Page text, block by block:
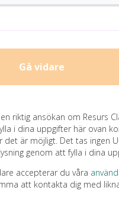
Gå vidare
riktig ansökan om Resurs
i dina uppgifter här ovan
det är möjligt. Det tas ingen
genom att fylla i dina
accepterar du våra
att kontakta dig med